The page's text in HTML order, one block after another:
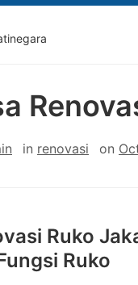
in renovasi on
Ruko
Ruko